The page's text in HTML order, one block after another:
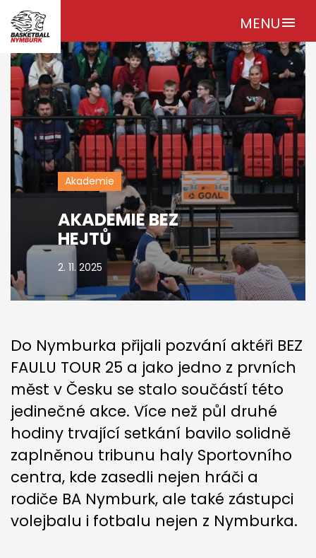
MENUmenu
Akademie
AKADEMIE BEZ
HEJTŮ
2. 11. 2025
Do Nymburka přijali pozvání aktéři BEZ
FAULU TOUR 25 a jako jedno z prvních
měst v Česku se stalo součástí této
jedinečné akce. Více než půl druhé
hodiny trvající setkání bavilo solidně
zaplněnou tribunu haly Sportovního
centra, kde zasedli nejen hráči a
rodiče BA Nymburk, ale také zástupci
volejbalu i fotbalu nejen z Nymburka.